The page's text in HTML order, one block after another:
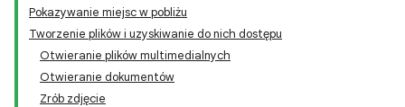
Pokazywanie miejsc w pobliżu
Tworzenie plików i uzyskiwanie do nich dostępu
Otwieranie plików multimedialnych
Otwieranie dokumentów
Zrób zdjęcie